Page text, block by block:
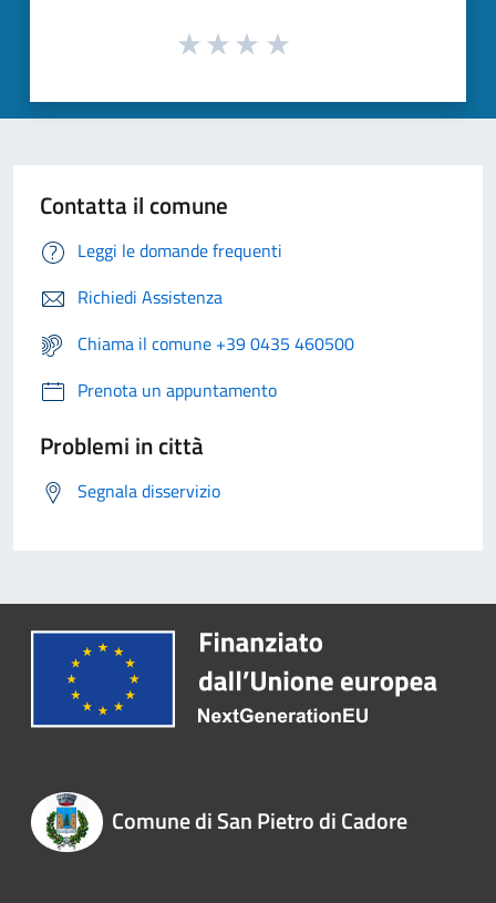
Contatta il comune
Leggi le domande frequenti
Richiedi Assistenza
Chiama il comune +39 0435 460500
Prenota un appuntamento
Problemi in città
Segnala disservizio
Comune di San Pietro di Cadore